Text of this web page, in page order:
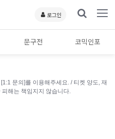
로그인
문구전 코믹인포
문의]를 이용해주세요. / 티켓 양도, 재
해는 책임지지 않습니다.